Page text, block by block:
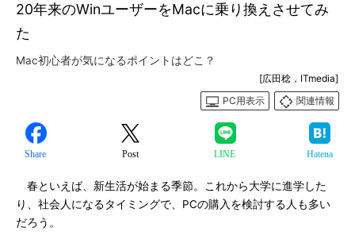
20年来のWinユーザーをMacに乗り換えさせてみ
た
Mac初心者が気になるポイントはどこ？
[広田稔，ITmedia]
PC用表示
関連情報
Share Post LINE Hatena
春といえば、新生活が始まる季節。これから大学に進学した
り、社会人になるタイミングで、PCの購入を検討する人も多い
だろう。